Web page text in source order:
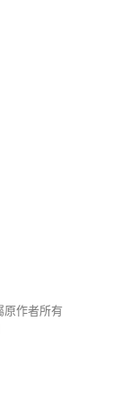
原作者所有